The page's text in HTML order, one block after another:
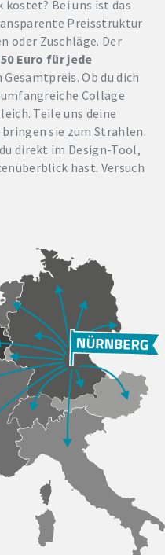
kostet? Bei uns ist das
Preisstruktur
oder Zuschläge. Der
Euro für jede
Ob du dich
Collage
Teile uns deine
sie zum Strahlen.
direkt im Design-Tool,
hast. Versuch